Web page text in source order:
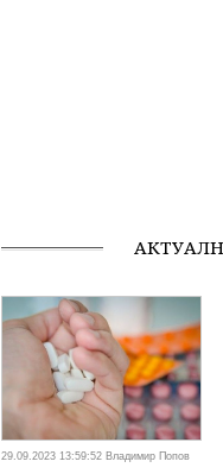
29.09.2023 13:59:52 Владимир Попов